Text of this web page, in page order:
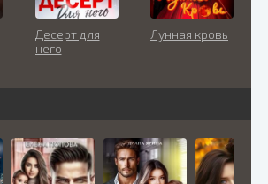
Десерт для
него
Лунная кровь